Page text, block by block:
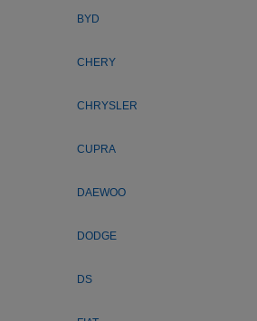
BYD
CHERY
CHRYSLER
CUPRA
DAEWOO
DODGE
DS